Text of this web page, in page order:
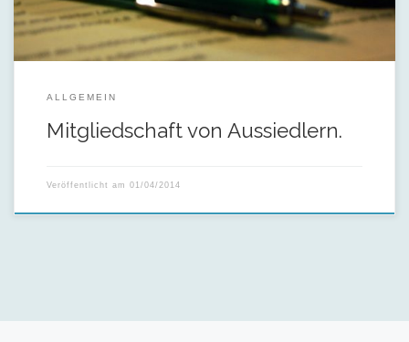
ALLGEMEIN
Mitgliedschaft von Aussiedlern.
Veröffentlicht am 01/04/2014